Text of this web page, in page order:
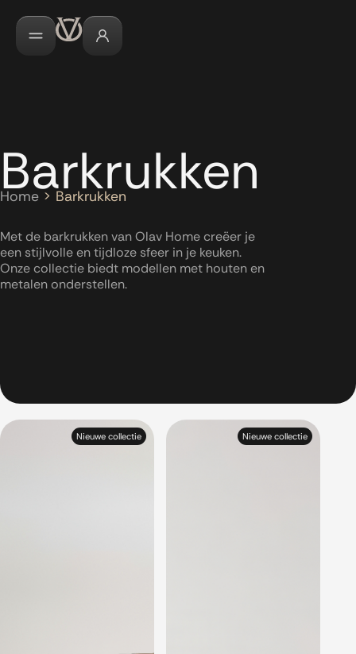
Barkrukken
Home > Barkrukken
Met de barkrukken van Olav Home creëer je
een stijlvolle en tijdloze sfeer in je keuken.
Onze collectie biedt modellen met houten en
metalen onderstellen.
Nieuwe collectie Nieuwe collectie